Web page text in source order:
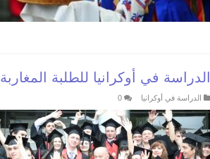
الدراسة في أوكرانيا للطلبة المغاربة
الدراسة في أوكرانيا 0